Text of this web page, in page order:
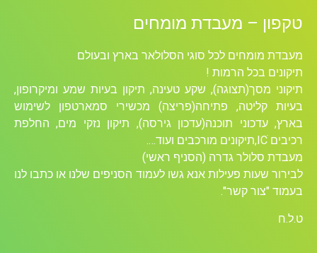
מעבדת מומחים
לכל סוגי הסלולאר בארץ ובעולם
הרמות !
שקע טעינה, תיקון בעיות שמע ומיקרופון,
פתיחה(פריצה) מכשירי סמארטפון לשימוש
תוכנה(עדכון גירסה), תיקון נזקי מים, החלפת
גדרה (הסניף ראשי)
פעילות אנא גשו לעמוד הסניפים שלנו או כתבו לנו
קשר".